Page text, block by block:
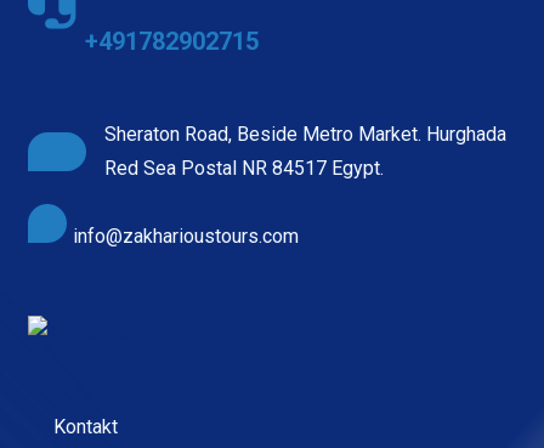
+491782902715
Sheraton Road, Beside Metro Market. Hurghada
Red Sea Postal NR 84517 Egypt.
info@zakharioustours.com
Kontakt